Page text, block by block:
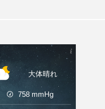
大体晴れ
758mmHg